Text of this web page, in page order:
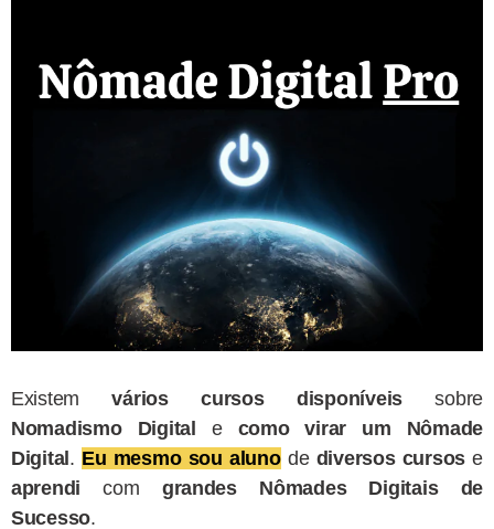
Existemvários cursos disponíveissobre
Nomadismo Digital e como virar um Nômade
Digital. Eu mesmo sou alunode diversos cursos e
aprendi com grandes Nômades Digitais de
Sucesso.